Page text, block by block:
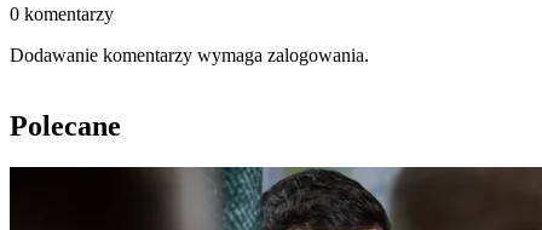
0 komentarzy
Dodawanie komentarzy wymaga zalogowania.
Polecane